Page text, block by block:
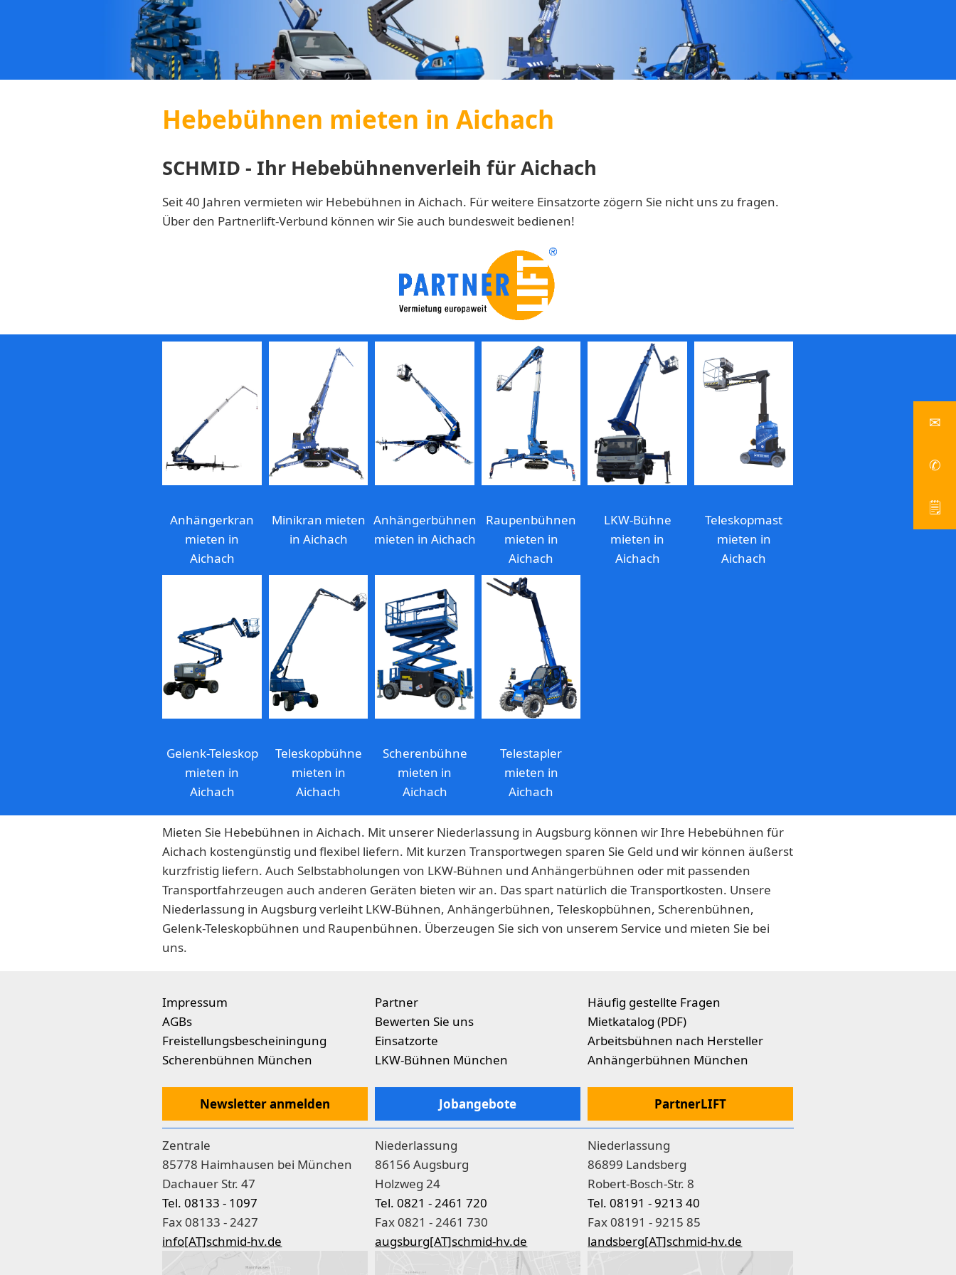
✉
✆
🗒
Hebebühnen mieten in Aichach
SCHMID - Ihr Hebebühnenverleih für Aichach
Seit 40 Jahren vermieten wir Hebebühnen in Aichach. Für weitere Einsatzorte zögern Sie nicht uns zu fragen.
Über den Partnerlift-Verbund können wir Sie auch bundesweit bedienen!
Anhängerkran
mieten in
Aichach
Minikran mieten
in Aichach
Anhängerbühnen
mieten in Aichach
Raupenbühnen
mieten in
Aichach
LKW-Bühne
mieten in
Aichach
Teleskopmast
mieten in
Aichach
Gelenk-Teleskop
mieten in
Aichach
Teleskopbühne
mieten in
Aichach
Scherenbühne
mieten in
Aichach
Telestapler
mieten in
Aichach
Mieten Sie Hebebühnen in Aichach. Mit unserer Niederlassung in Augsburg können wir Ihre Hebebühnen für
Aichach kostengünstig und flexibel liefern. Mit kurzen Transportwegen sparen Sie Geld und wir können äußerst
kurzfristig liefern. Auch Selbstabholungen von LKW-Bühnen und Anhängerbühnen oder mit passenden
Transportfahrzeugen auch anderen Geräten bieten wir an. Das spart natürlich die Transportkosten. Unsere
Niederlassung in Augsburg verleiht LKW-Bühnen, Anhängerbühnen, Teleskopbühnen, Scherenbühnen,
Gelenk-Teleskopbühnen und Raupenbühnen. Überzeugen Sie sich von unserem Service und mieten Sie bei
uns.
Impressum
AGBs
Freistellungsbescheiningung
Scherenbühnen München
Partner
Bewerten Sie uns
Einsatzorte
LKW-Bühnen München
Häufig gestellte Fragen
Mietkatalog (PDF)
Arbeitsbühnen nach Hersteller
Anhängerbühnen München
Newsletter anmelden Jobangebote PartnerLIFT
Zentrale
85778 Haimhausen bei München
Dachauer Str. 47
Tel. 08133 - 1097
Fax 08133 - 2427
info[AT]schmid-hv.de
Niederlassung
86156 Augsburg
Holzweg 24
Tel. 0821 - 2461 720
Fax 0821 - 2461 730
augsburg[AT]schmid-hv.de
Niederlassung
86899 Landsberg
Robert-Bosch-Str. 8
Tel. 08191 - 9213 40
Fax 08191 - 9215 85
landsberg[AT]schmid-hv.de